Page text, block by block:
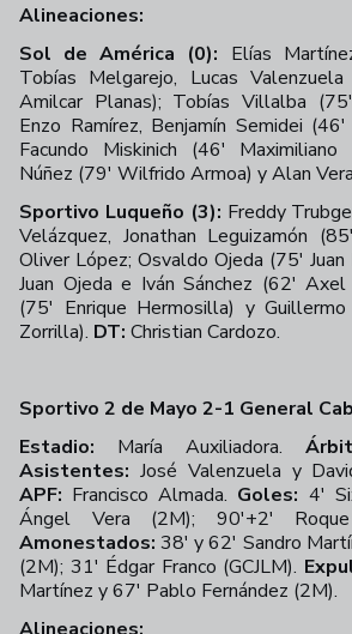
Alineaciones:
Sol de América (0): Elías
Tobías Melgarejo, Lucas
Amilcar Planas); Tobías Villalba
Enzo Ramírez, Benjamín Semidei
Facundo Miskinich (46' Maximiliano
Núñez (79' Wilfrido Armoa) y Alan
Sportivo Luqueño (3): Freddy
Velázquez, Jonathan Leguizamón
Oliver López; Osvaldo Ojeda (75' Juan
Juan Ojeda e Iván Sánchez (62'
(75' Enrique Hermosilla) y
Zorrilla). DT: Christian Cardozo.
Sportivo 2 de Mayo 2-1 General
Estadio: María Auxiliadora.
Asistentes: José Valenzuela y
APF: Francisco Almada. Goles: 4'
Ángel Vera (2M); 90'+2' Roque
Amonestados: 38' y 62' Sandro
(2M); 31' Édgar Franco (GCJLM).
Martínez y 67' Pablo Fernández (2M).